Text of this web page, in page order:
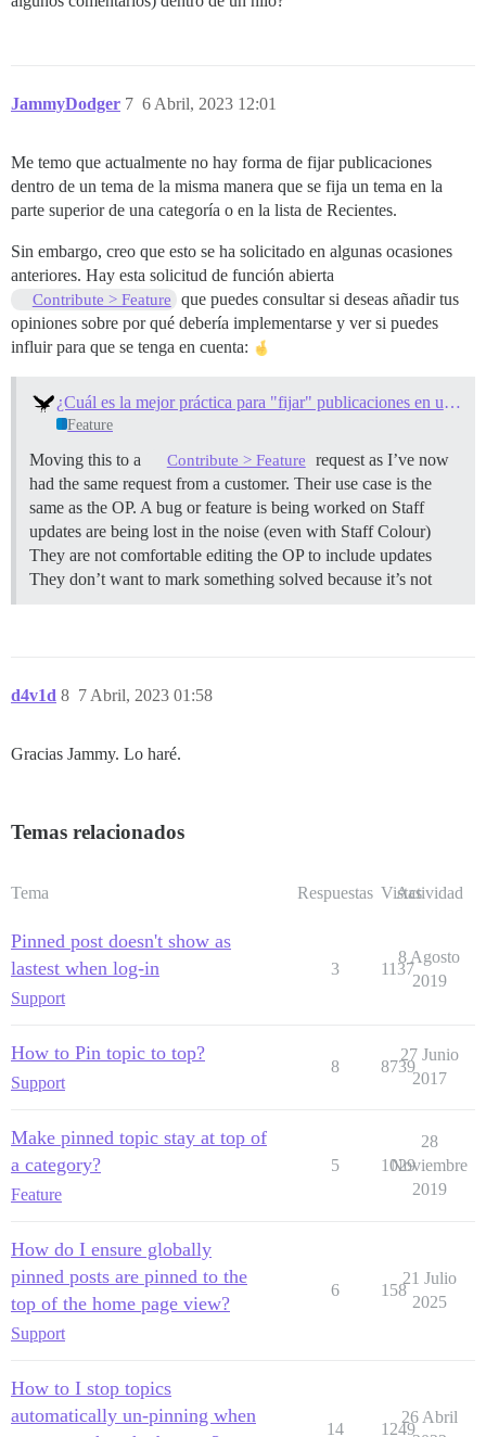
JammyDodger 6 Abril, 2023 12:01
7
Me temo que actualmente no hay forma de fijar publicaciones
dentro de un tema de la misma manera que se fija un tema en la
parte superior de una categoría o en la lista de Recientes.
Sin embargo, creo que esto se ha solicitado en algunas ocasiones
anteriores. Hay esta solicitud de función abierta
Contribute > Feature
que puedes consultar si deseas añadir tus
opiniones sobre por qué debería implementarse y ver si puedes
influir para que se tenga en cuenta:
¿Cuál es la mejor práctica para "fijar" publicaciones en un tema?
Feature
Moving this to a Contribute > Feature
request as I’ve now
had the same request from a customer. Their use case is the
same as the OP. A bug or feature is being worked on Staff
updates are being lost in the noise (even with Staff Colour)
They are not comfortable editing the OP to include updates
They don’t want to mark something solved because it’s not
d4v1d 7 Abril, 2023 01:58
8
Gracias Jammy. Lo haré.
Temas relacionados
Tema Respuestas Vistas
Actividad
Pinned post doesn't show as
lastest when log-in
Support
3 1137
8 Agosto
2019
How to Pin topic to top?
Support
8 8739
27 Junio
2017
Make pinned topic stay at top of
a category?
Feature
5 1029
28
Noviembre
2019
How do I ensure globally
pinned posts are pinned to the
top of the home page view?
Support
6 158
21 Julio
2025
How to I stop topics
automatically un-pinning when
14 1249
26 Abril